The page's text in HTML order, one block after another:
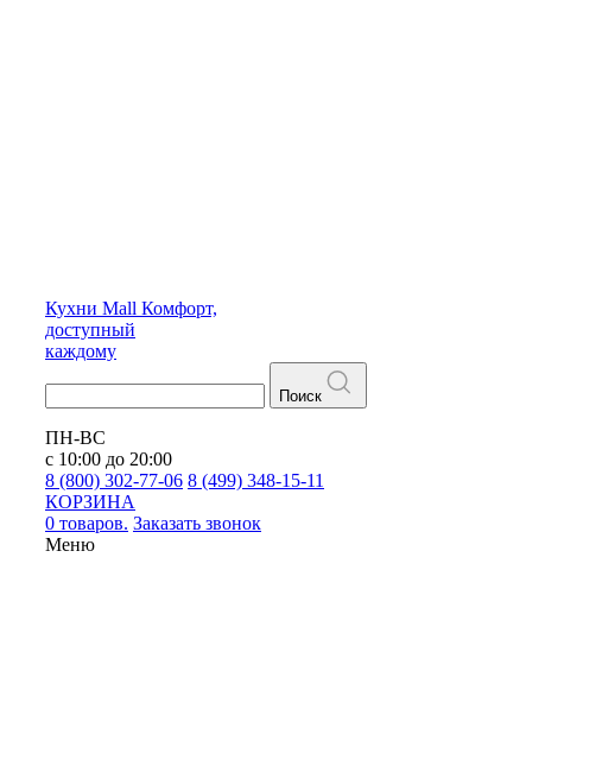
Кухни Mall Комфорт,
доступный
каждому
Поиск
ПН-ВС
с 10:00 до 20:00
8 (800) 302-77-06 8 (499) 348-15-11
КОРЗИНА
0 товаров. Заказать звонок
Меню